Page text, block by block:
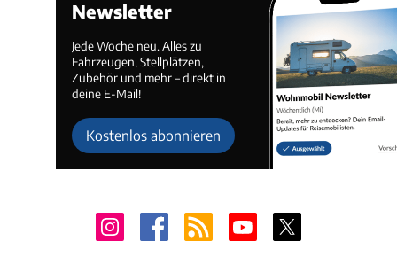
Newsletter
Jede Woche neu. Alles zu
Fahrzeugen, Stellplätzen,
Zubehör und mehr – direkt in
deine E-Mail!
Kostenlos abonnieren